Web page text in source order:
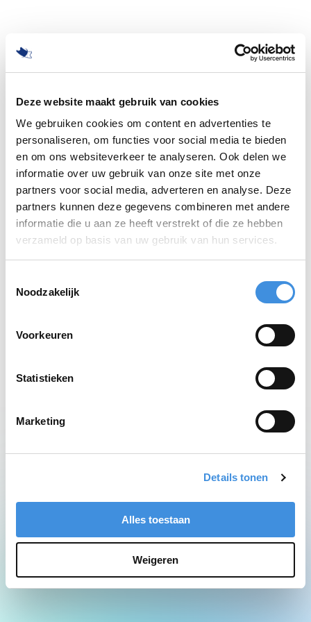
Deze website maakt gebruik van cookies
We gebruiken cookies om content en advertenties te
personaliseren, om functies voor social media te bieden
en om ons websiteverkeer te analyseren. Ook delen we
informatie over uw gebruik van onze site met onze
partners voor social media, adverteren en analyse. Deze
partners kunnen deze gegevens combineren met andere
informatie die u aan ze heeft verstrekt of die ze hebben
verzameld op basis van uw gebruik van hun services.
Noodzakelijk
Voorkeuren
Statistieken
Marketing
Details tonen
Alles toestaan
Weigeren
500